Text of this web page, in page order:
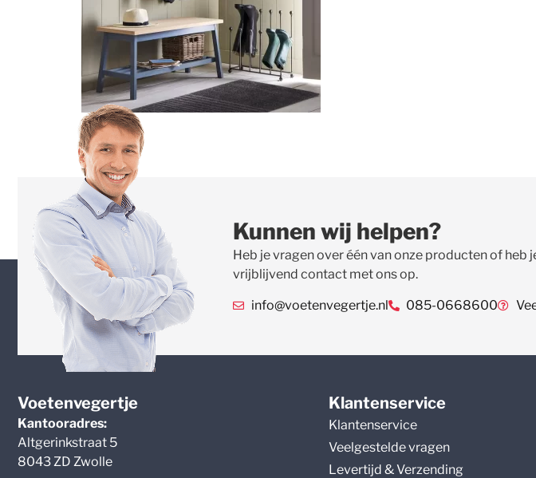
Kunnen wij helpen?
Heb je vragen over één van onze producten of
vrijblijvend contact met ons op.
info@voetenvegertje.nl 085-0668600
Voetenvegertje
Kantooradres:
Altgerinkstraat 5
8043 ZD Zwolle
Klantenservice
Klantenservice
Veelgestelde vragen
Levertijd & Verzending